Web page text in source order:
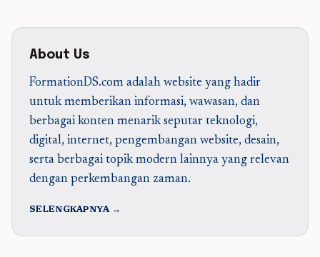
About Us
FormationDS.com adalah website yang hadir
untuk memberikan informasi, wawasan, dan
berbagai konten menarik seputar teknologi,
digital, internet, pengembangan website, desain,
serta berbagai topik modern lainnya yang relevan
dengan perkembangan zaman.
SELENGKAPNYA →